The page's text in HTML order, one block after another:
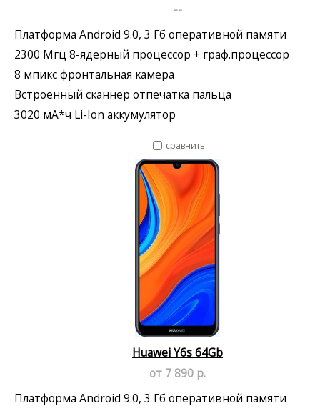
--
Платформа Android 9.0, 3 Гб оперативной памяти
2300 Мгц 8-ядерный процессор + граф.процессор
8 мпикс фронтальная камера
Встроенный сканнер отпечатка пальца
3020 мА*ч Li-Ion аккумулятор
сравнить
Huawei Y6s 64Gb
от 7 890 р.
Платформа Android 9.0, 3 Гб оперативной памяти